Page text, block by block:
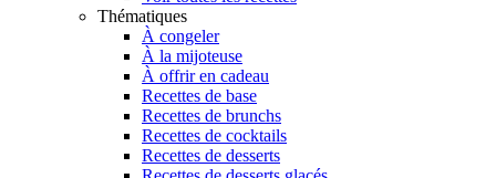
Thématiques
À congeler
À la mijoteuse
À offrir en cadeau
Recettes de base
Recettes de brunchs
Recettes de cocktails
Recettes de desserts